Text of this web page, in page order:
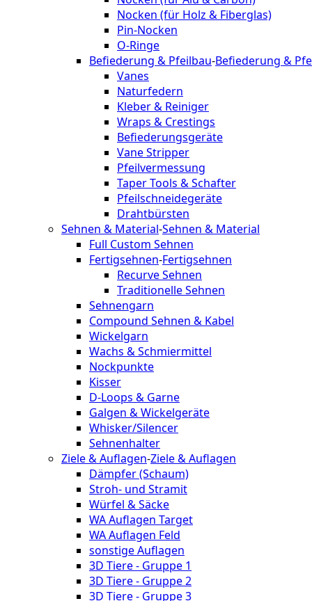
Nocken (für Holz & Fiberglas)
Pin-Nocken
O-Ringe
Befiederung & Pfeilbau-Befiederung &
Vanes
Naturfedern
Kleber & Reiniger
Wraps & Crestings
Befiederungsgeräte
Vane Stripper
Pfeilvermessung
Taper Tools & Schafter
Pfeilschneidegeräte
Drahtbürsten
Sehnen & Material-Sehnen & Material
Full Custom Sehnen
Fertigsehnen-Fertigsehnen
Recurve Sehnen
Traditionelle Sehnen
Sehnengarn
Compound Sehnen & Kabel
Wickelgarn
Wachs & Schmiermittel
Nockpunkte
Kisser
D-Loops & Garne
Galgen & Wickelgeräte
Whisker/Silencer
Sehnenhalter
Ziele & Auflagen-Ziele & Auflagen
Dämpfer (Schaum)
Stroh- und Stramit
Würfel & Säcke
WA Auflagen Target
WA Auflagen Feld
sonstige Auflagen
3D Tiere - Gruppe 1
3D Tiere - Gruppe 2
3D Tiere - Gruppe 3